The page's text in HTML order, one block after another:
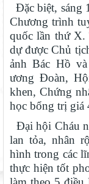
Đặc biệt, sáng
Chương trình
quốc lần thứ X.
dự được Chủ
ảnh Bác Hồ
ương Đoàn,
khen, Chứng
học bổng trị giá
Đại hội Cháu
lan tỏa, nhân
hình trong các
thực hiện tốt
Bước phát triển
vì lợi ích quốc gia,
Lâm Đồng xây dựng chính sách thống nhất mức chi theo dõi,
đánh giá nước sạch